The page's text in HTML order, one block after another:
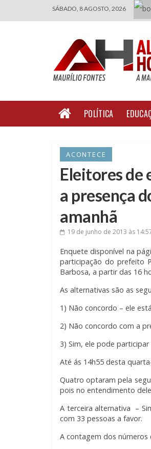
SÁBADO, 8 AGOSTO, 2026
POLÍTICA
ACONTECE
Eleitores de
a presença
amanhã
19 de junho de 2013 às
Enquete disponível na
participação do prefeito
Barbosa, a partir das 16
As alternativas são as
1) Não concordo – ele
2) Não concordo com a
3) Sim, ele pode
Até ás 14h55 desta
Quatro optaram pela
pois no entendimento
A terceira alternativa –
com 33 pessoas a favor.
A contagem dos números